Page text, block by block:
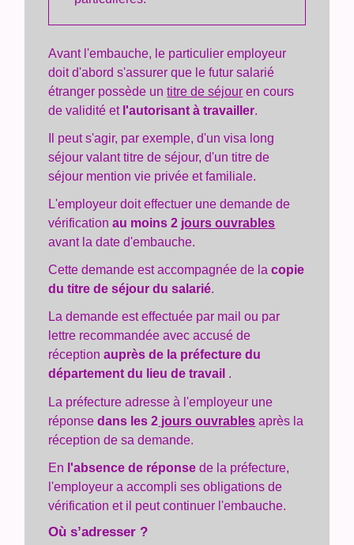
Avant l'embauche, le particulier employeur
doit d'abord s'assurer que le futur salarié
étranger possède untitre de séjour en cours
de validité etl'autorisant à travailler.
Il peut s'agir, par exemple, d'un visa long
séjour valant titre de séjour, d'un titre de
séjour mention vie privée et familiale.
L'employeur doit effectuer une demande de
vérification au moins 2 jours ouvrables
avant la date d'embauche.
Cette demande est accompagnée de lacopie
du titre de séjour du salarié.
La demande est effectuée par mail ou par
lettre recommandée avec accusé de
réception auprès de la préfecture du
département du lieu de travail .
La préfecture adresse à l'employeur une
réponse dans les 2 jours ouvrables après la
réception de sa demande.
En l'absence de réponse de la préfecture,
l'employeur a accompli ses obligations de
vérification et il peut continuer l'embauche.
Où s’adresser ?